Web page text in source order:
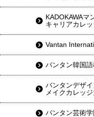
KADOKAWAマ
キャリアカレッ
Vantan
バンタン韓国
バンタンデザ
メイクカレッ
バンタン芸術